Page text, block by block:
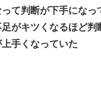
て判断が下手になっ
足がキツくなるほど
手くなっていた